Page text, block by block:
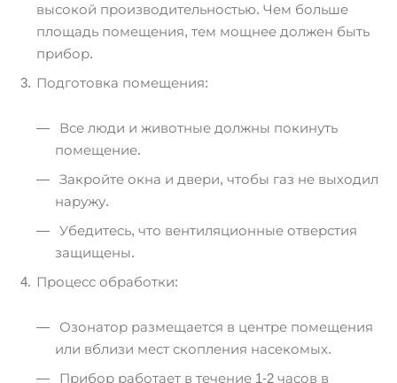
высокой производительностью. Чем больше
площадь помещения, тем мощнее должен быть
прибор.
Подготовка помещения:
Все люди и животные должны покинуть
помещение.
Закройте окна и двери, чтобы газ не выходил
наружу.
Убедитесь, что вентиляционные отверстия
защищены.
Процесс обработки:
Озонатор размещается в центре помещения
или вблизи мест скопления насекомых.
Прибор работает в течение 1-2 часов в